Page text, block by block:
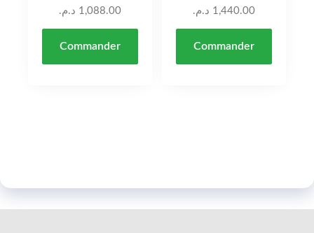
1,088.00 د.م.
Commander
1,440.00 د.م.
Commander